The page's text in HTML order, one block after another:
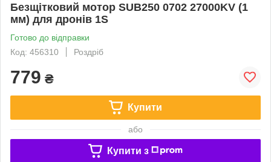
Безщітковий мотор SUB250 0702 27000KV (1
мм) для дронів 1S
Готово до відправки
Код: 456310
Роздріб
779 ₴
Купити
або
Купити з